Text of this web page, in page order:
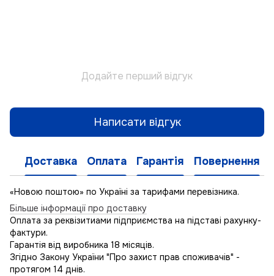
Додайте перший відгук
Написати відгук
Доставка Оплата Гарантія Повернення
«Новою поштою» по Україні за тарифами перевізника.
Більше інформації про доставку
Оплата за реквізитиами підприємства на підставі рахунку-
фактури.
Гарантія від виробника 18 місяців.
Згідно Закону України "Про захист прав споживачів" -
протягом 14 днів.